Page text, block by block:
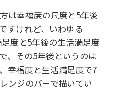
は幸福度の尺度と5年後
すけれど、いわゆる
度と5年後の生活満足度
、その5年後というのは
幸福度と生活満足度で7
ンジのバーで描いてい